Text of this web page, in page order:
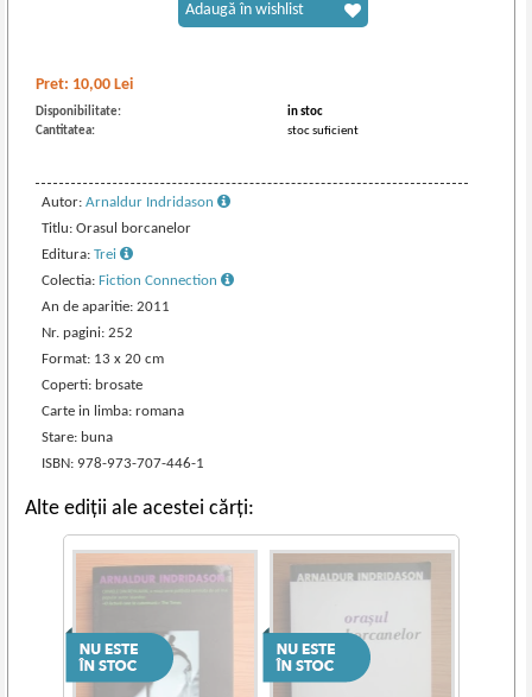
Pret: 10,00 Lei
Disponibilitate:
in stoc
Cantitatea:
stoc suficient
Autor:Arnaldur Indridason
Titlu: Orasul borcanelor
Editura:Trei
Colectia:Fiction Connection
An de aparitie: 2011
Nr. pagini: 252
Format: 13 x 20 cm
Coperti: brosate
Carte in limba: romana
Stare: buna
ISBN: 978-973-707-446-1
Adaugă în wishlist
Alte ediții ale acestei cărți: